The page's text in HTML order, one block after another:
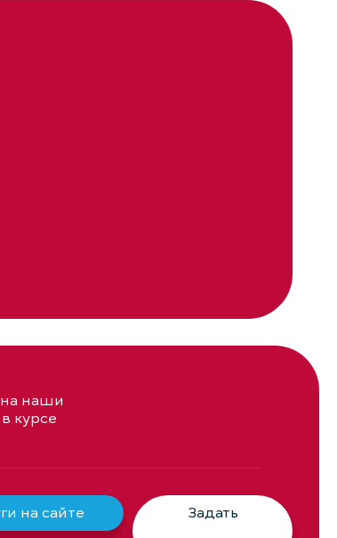
наши
курсе
на сайте
Задать